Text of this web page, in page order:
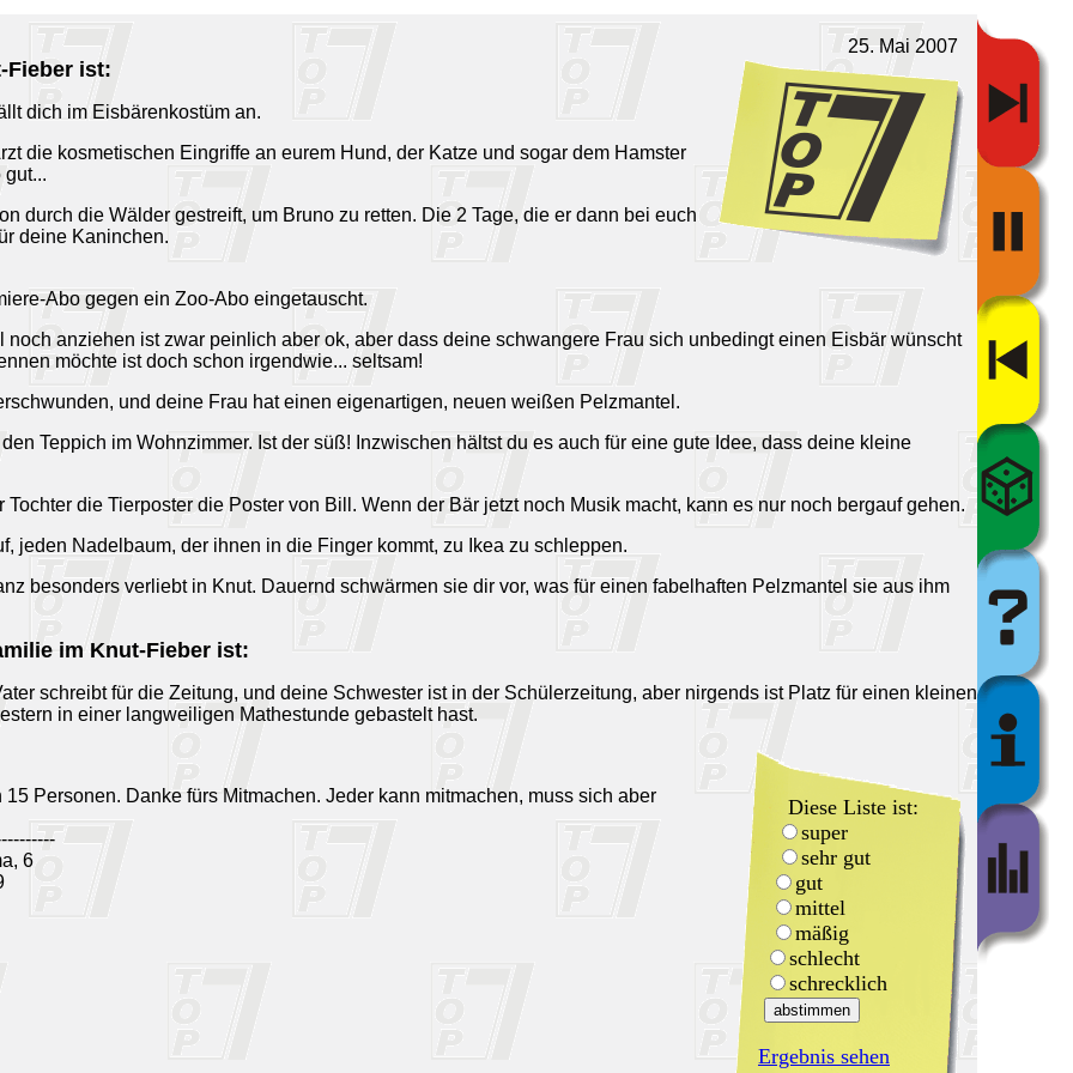
25. Mai 2007
Fieber ist:
dich im Eisbärenkostüm an.
die kosmetischen Eingriffe an eurem Hund, der Katze und sogar dem Hamster
durch die Wälder gestreift, um Bruno zu retten. Die 2 Tage, die er dann bei euch
deine Kaninchen.
Abo gegen ein Zoo-Abo eingetauscht.
anziehen ist zwar peinlich aber ok, aber dass deine schwangere Frau sich unbedingt einen Eisbär wünscht
möchte ist doch schon irgendwie... seltsam!
und deine Frau hat einen eigenartigen, neuen weißen Pelzmantel.
Teppich im Wohnzimmer. Ist der süß! Inzwischen hältst du es auch für eine gute Idee, dass deine kleine
die Tierposter die Poster von Bill. Wenn der Bär jetzt noch Musik macht, kann es nur noch bergauf gehen.
jeden Nadelbaum, der ihnen in die Finger kommt, zu Ikea zu schleppen.
besonders verliebt in Knut. Dauernd schwärmen sie dir vor, was für einen fabelhaften Pelzmantel sie aus ihm
im Knut-Fieber ist:
schreibt für die Zeitung, und deine Schwester ist in der Schülerzeitung, aber nirgends ist Platz für einen kleinen
in einer langweiligen Mathestunde gebastelt hast.
Personen. Danke fürs Mitmachen. Jeder kann mitmachen, muss sich aber
6
Diese Liste ist:
super
sehr gut
gut
mittel
mäßig
schlecht
schrecklich
Ergebnis sehen